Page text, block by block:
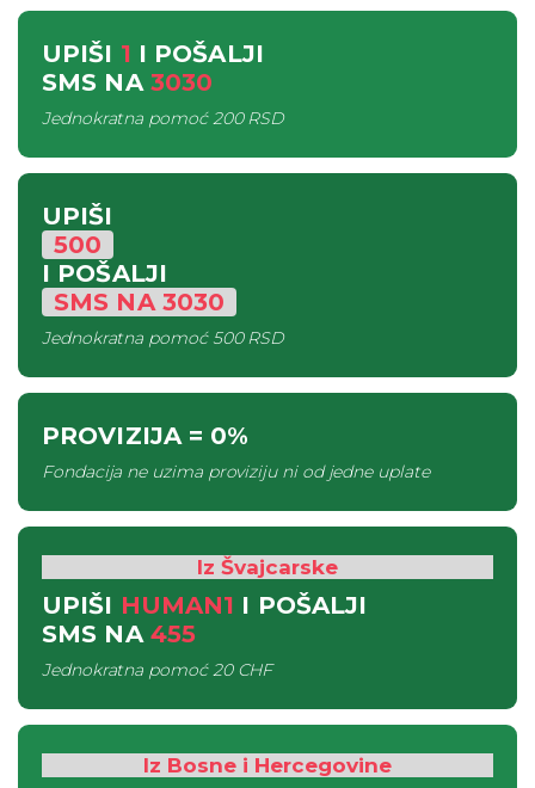
UPIŠI 1 I POŠALJI
SMS NA 3030
Jednokratna pomoć200 RSD
UPIŠI
500
I POŠALJI
SMS NA3030
Jednokratna pomoć500 RSD
PROVIZIJA= 0%
Fondacija ne uzima proviziju ni od jedne uplate
Iz Švajcarske
UPIŠI HUMAN1 I POŠALJI
SMS NA 455
Jednokratna pomoć20 CHF
Iz Bosne i Hercegovine